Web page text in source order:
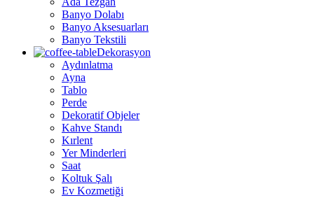
Banyo Dolabı
Banyo Aksesuarları
Banyo Tekstili
Dekorasyon
Aydınlatma
Ayna
Tablo
Perde
Dekoratif Objeler
Kahve Standı
Kırlent
Yer Minderleri
Saat
Koltuk Şalı
Ev Kozmetiği